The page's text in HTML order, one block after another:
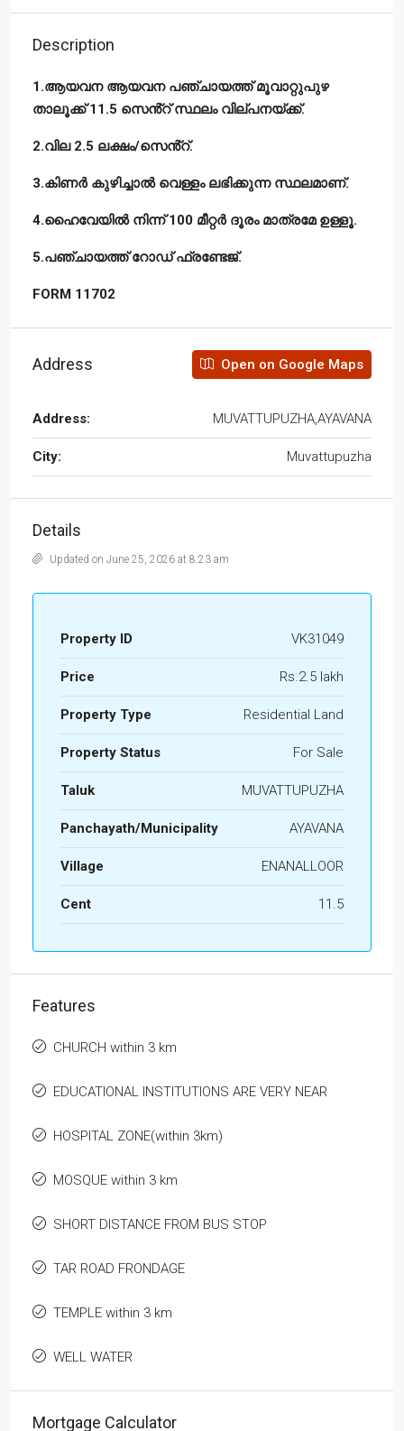
Description
1.ആയവന ആയവന പഞ്ചായത്ത് മൂവാറ്റുപുഴ
താലൂക്ക് 11.5 സെൻ്റ് സ്ഥലം വില്പനയ്ക്ക്.
2.വില 2.5 ലക്ഷം/സെൻ്റ്.
3.കിണർ കുഴിച്ചാൽ വെള്ളം ലഭിക്കുന്ന സ്ഥലമാണ്.
4.ഹൈവേയിൽ നിന്ന് 100 മീറ്റർ ദൂരം മാത്രമേ ഉള്ളൂ.
5.പഞ്ചായത്ത് റോഡ് ഫ്രണ്ടേജ്.
FORM 11702
Address Open on Google Maps
Address: MUVATTUPUZHA,AYAVANA
City: Muvattupuzha
Details
Updated on June 25, 2026 at 8:23 am
Property ID VK31049
Price Rs.2.5 lakh
Property Type Residential Land
Property Status For Sale
Taluk MUVATTUPUZHA
Panchayath/Municipality AYAVANA
Village ENANALLOOR
Cent 11.5
Features
CHURCH within 3 km
EDUCATIONAL INSTITUTIONS ARE VERY NEAR
HOSPITAL ZONE(within 3km)
MOSQUE within 3 km
SHORT DISTANCE FROM BUS STOP
TAR ROAD FRONDAGE
TEMPLE within 3 km
WELL WATER
Mortgage Calculator